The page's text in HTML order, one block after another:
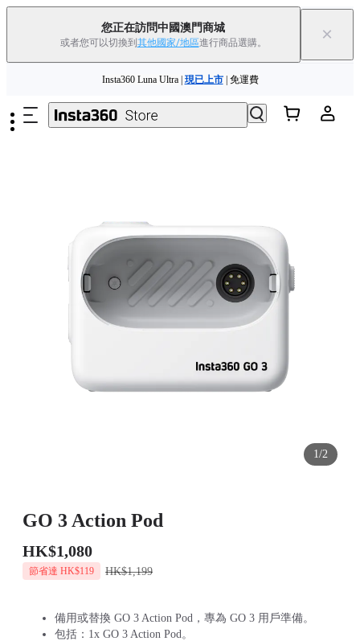
您正在訪問中國澳門商城
或者您可以切換到 其他國家/地區進行商品選購。 ×
夏季優惠 | 精選商品低至85折 |立即選購
Insta360 Luna Ultra | 現已上市| 免運費
舊機換新機，享現金回饋或優惠券 了解更多
1/2
GO 3 Action Pod
HK$1,080
節省達 HK$119 HK$1,199
備用或替換 GO 3 Action Pod，專為 GO 3 用戶準備。
包括：1x GO 3 Action Pod。